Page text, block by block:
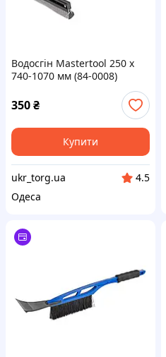
Водосгін Mastertool 250 x
740-1070 мм (84-0008)
350₴
Купити
ukr_torg.ua
4.5
Одеса